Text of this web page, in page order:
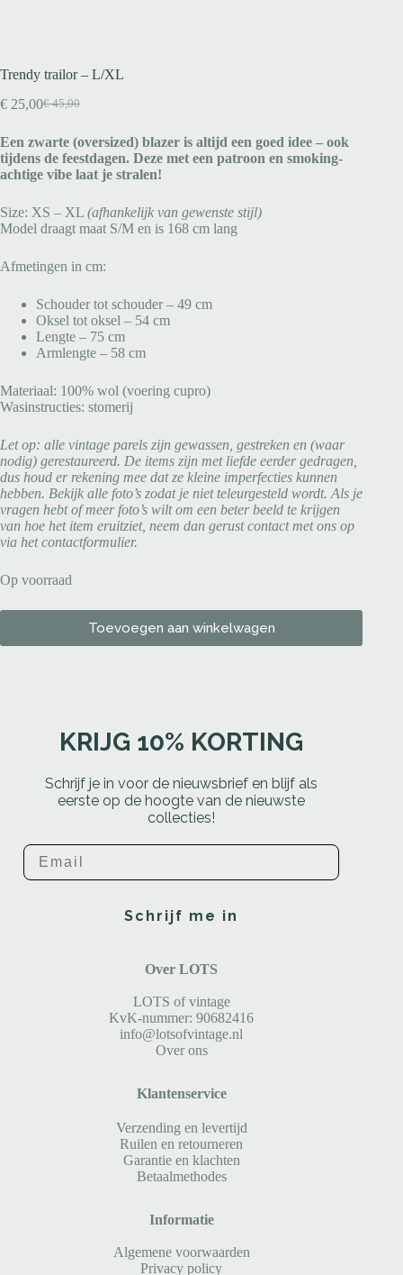
Trendy trailor – L/XL
€45,00
€ 25,00
Een zwarte (oversized) blazer is altijd een goed idee – ook
tijdens de feestdagen. Deze met een patroon en smoking-
achtige vibe laat je stralen!
Size: XS – XL (afhankelijk van gewenste stijl)
Model draagt maat S/M en is 168 cm lang
Afmetingen in cm:
Schouder tot schouder – 49 cm
Oksel tot oksel – 54 cm
Lengte – 75 cm
Armlengte – 58 cm
Materiaal: 100% wol (voering cupro)
Wasinstructies: stomerij
Let op: alle vintage parels zijn gewassen, gestreken en (waar
nodig) gerestaureerd. De items zijn met liefde eerder gedragen,
dus houd er rekening mee dat ze kleine imperfecties kunnen
hebben. Bekijk alle foto’s zodat je niet teleurgesteld wordt. Als je
vragen hebt of meer foto’s wilt om een beter beeld te krijgen
van hoe het item eruitziet, neem dan gerust contact met ons op
via het contactformulier.
Op voorraad
Toevoegen aan winkelwagen
KRIJG 10% KORTING
Schrijf je in voor de nieuwsbrief en blijf als
eerste op de hoogte van de nieuwste
collecties!
Email
Schrijf me in
Over LOTS
LOTS of vintage
KvK-nummer: 90682416
info@lotsofvintage.nl
Over ons
Klantenservice
Verzending en levertijd
Ruilen en retourneren
Garantie en klachten
Betaalmethodes
Informatie
Algemene voorwaarden
Privacy policy